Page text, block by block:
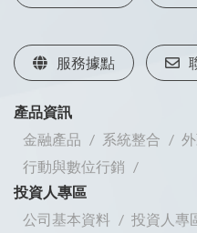
服務據點
產品資訊
金融產品
系統整合
行動與數位行銷
投資人專區
公司基本資料
投資人專